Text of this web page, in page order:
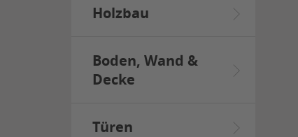
Holzbau
Boden, Wand &
Decke
Türen